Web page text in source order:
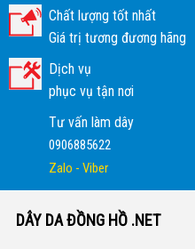
Chất lượng tốt nhất
Giá trị tương đương hãng
Dịch vụ
phục vụ tận nơi
Tư vấn làm dây
0906885622
Zalo - Viber
DÂY DA ĐỒNG HỒ .NET